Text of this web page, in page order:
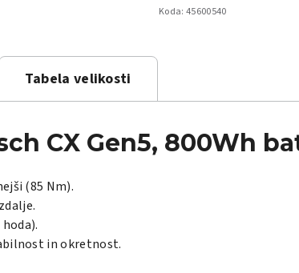
Koda: 45600540
Tabela velikosti
CX Gen5, 800Wh
(85 Nm).
in okretnost.